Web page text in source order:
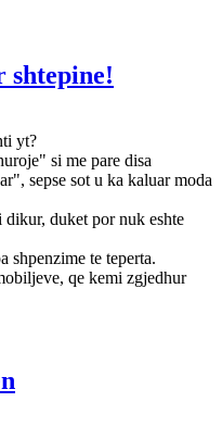
yt?
si me pare disa
sepse sot u ka kaluar moda
dikur, duket por nuk eshte
shpenzime te teperta.
qe kemi zgjedhur